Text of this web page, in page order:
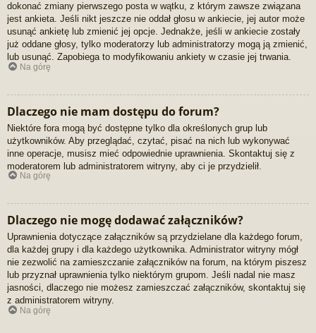
dokonać zmiany pierwszego posta w wątku, z którym zawsze związana
jest ankieta. Jeśli nikt jeszcze nie oddał głosu w ankiecie, jej autor może
usunąć ankietę lub zmienić jej opcje. Jednakże, jeśli w ankiecie zostały
już oddane głosy, tylko moderatorzy lub administratorzy mogą ją zmienić,
lub usunąć. Zapobiega to modyfikowaniu ankiety w czasie jej trwania.
Na górę
Dlaczego nie mam dostępu do forum?
Niektóre fora mogą być dostępne tylko dla określonych grup lub
użytkowników. Aby przeglądać, czytać, pisać na nich lub wykonywać
inne operacje, musisz mieć odpowiednie uprawnienia. Skontaktuj się z
moderatorem lub administratorem witryny, aby ci je przydzielił.
Na górę
Dlaczego nie mogę dodawać załączników?
Uprawnienia dotyczące załączników są przydzielane dla każdego forum,
dla każdej grupy i dla każdego użytkownika. Administrator witryny mógł
nie zezwolić na zamieszczanie załączników na forum, na którym piszesz
lub przyznał uprawnienia tylko niektórym grupom. Jeśli nadal nie masz
jasności, dlaczego nie możesz zamieszczać załączników, skontaktuj się
z administratorem witryny.
Na górę